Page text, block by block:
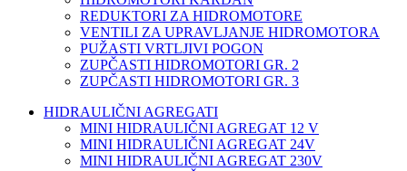
REDUKTORI ZA HIDROMOTORE
VENTILI ZA UPRAVLJANJE HIDROMOTORA
PUŽASTI VRTLJIVI POGON
ZUPČASTI HIDROMOTORI GR. 2
ZUPČASTI HIDROMOTORI GR. 3
HIDRAULIČNI AGREGATI
MINI HIDRAULIČNI AGREGAT 12 V
MINI HIDRAULIČNI AGREGAT 24V
MINI HIDRAULIČNI AGREGAT 230V